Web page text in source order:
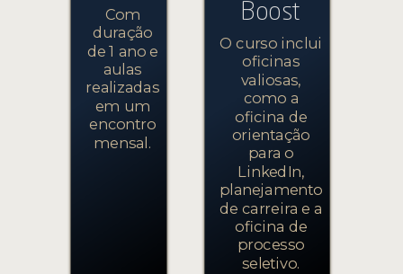
Com
duração
de 1 ano e
aulas
realizadas
em um
encontro
mensal.
Boost
O curso inclui
oficinas
valiosas,
como a
oficina de
orientação
para o
LinkedIn,
planejamento
de carreira e a
oficina de
processo
seletivo.